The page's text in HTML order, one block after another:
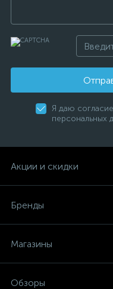
Я даю
персональных
Акции и скидки
Бренды
Магазины
Обзоры